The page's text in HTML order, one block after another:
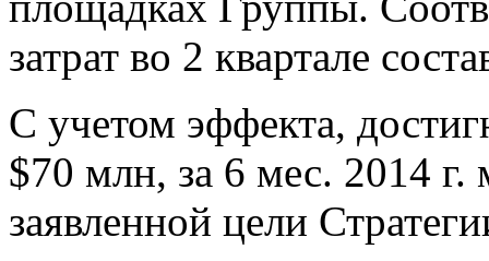
затрат во 2 квартале
С учетом эффекта,
$70 млн, за 6 мес. 2014 г.
заявленной цели